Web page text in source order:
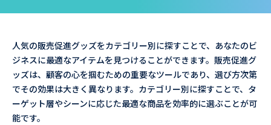
人気の販売促進グッズをカテゴリー別に探すことで、あなたのビ
ジネスに最適なアイテムを見つけることができます。販売促進グ
ッズは、顧客の心を掴むための重要なツールであり、選び方次第
でその効果は大きく異なります。カテゴリー別に探すことで、タ
ーゲット層やシーンに応じた最適な商品を効率的に選ぶことが可
能です。